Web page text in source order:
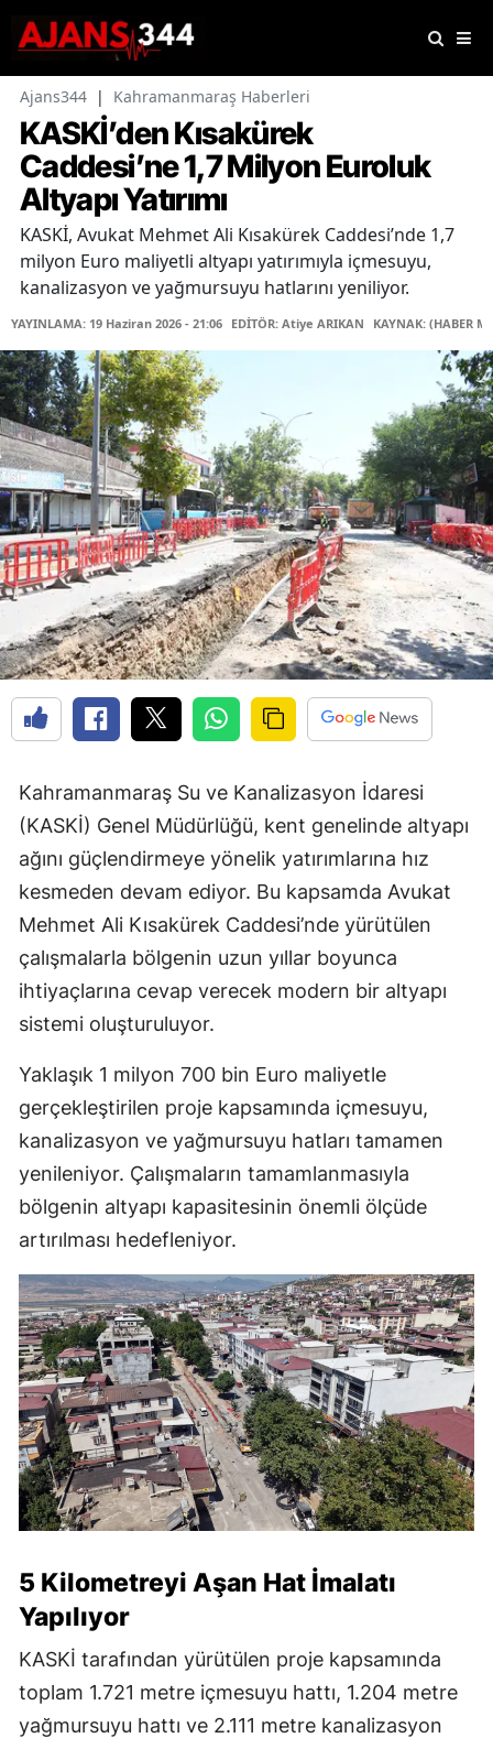
Ajans344 | Kahramanmaraş Haberleri
KASKİ’den Kısakürek
Caddesi’ne 1,7 Milyon Euroluk
Altyapı Yatırımı
KASKİ, Avukat Mehmet Ali Kısakürek Caddesi’nde 1,7
milyon Euro maliyetli altyapı yatırımıyla içmesuyu,
kanalizasyon ve yağmursuyu hatlarını yeniliyor.
YAYINLAMA: 19 Haziran 2026 - 21:06 EDİTÖR: Atiye ARIKAN KAYNAK: (HABER
Kahramanmaraş Su ve Kanalizasyon İdaresi
(KASKİ) Genel Müdürlüğü, kent genelinde altyapı
ağını güçlendirmeye yönelik yatırımlarına hız
kesmeden devam ediyor. Bu kapsamda Avukat
Mehmet Ali Kısakürek Caddesi’nde yürütülen
çalışmalarla bölgenin uzun yıllar boyunca
ihtiyaçlarına cevap verecek modern bir altyapı
sistemi oluşturuluyor.
Yaklaşık 1 milyon 700 bin Euro maliyetle
gerçekleştirilen proje kapsamında içmesuyu,
kanalizasyon ve yağmursuyu hatları tamamen
yenileniyor. Çalışmaların tamamlanmasıyla
bölgenin altyapı kapasitesinin önemli ölçüde
artırılması hedefleniyor.
5 Kilometreyi Aşan Hat İmalatı
Yapılıyor
KASKİ tarafından yürütülen proje kapsamında
toplam 1.721 metre içmesuyu hattı, 1.204 metre
yağmursuyu hattı ve 2.111 metre kanalizasyon